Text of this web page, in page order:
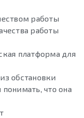
работы
работы
платформа для
обстановки
что она